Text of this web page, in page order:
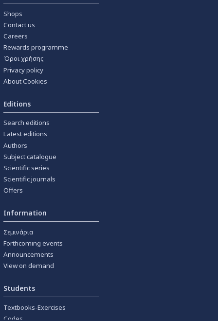
Shops
Contact us
Careers
Rewards programme
Όροι χρήσης
Privacy policy
About Cookies
Editions
Search editions
Latest editions
Authors
Subject catalogue
Scientific series
Scientific journals
Offers
Information
Σεμινάρια
Forthcoming events
Announcements
View on demand
Students
Textbooks-Exercises
Codes